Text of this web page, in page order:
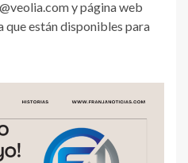
y página web
que están disponibles para